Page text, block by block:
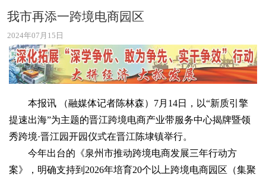
我市再添一跨境电商园区
2024年07月15日
本报讯 （融媒体记者陈林森）7月14日，以“新质引擎
提速出海”为主题的晋江跨境电商产业带服务中心揭牌暨领
秀跨境·晋江园开园仪式在晋江陈埭镇举行。
今年出台的《泉州市推动跨境电商发展三年行动方
案》，明确支持到2026年培育20个以上跨境电商园区（集聚